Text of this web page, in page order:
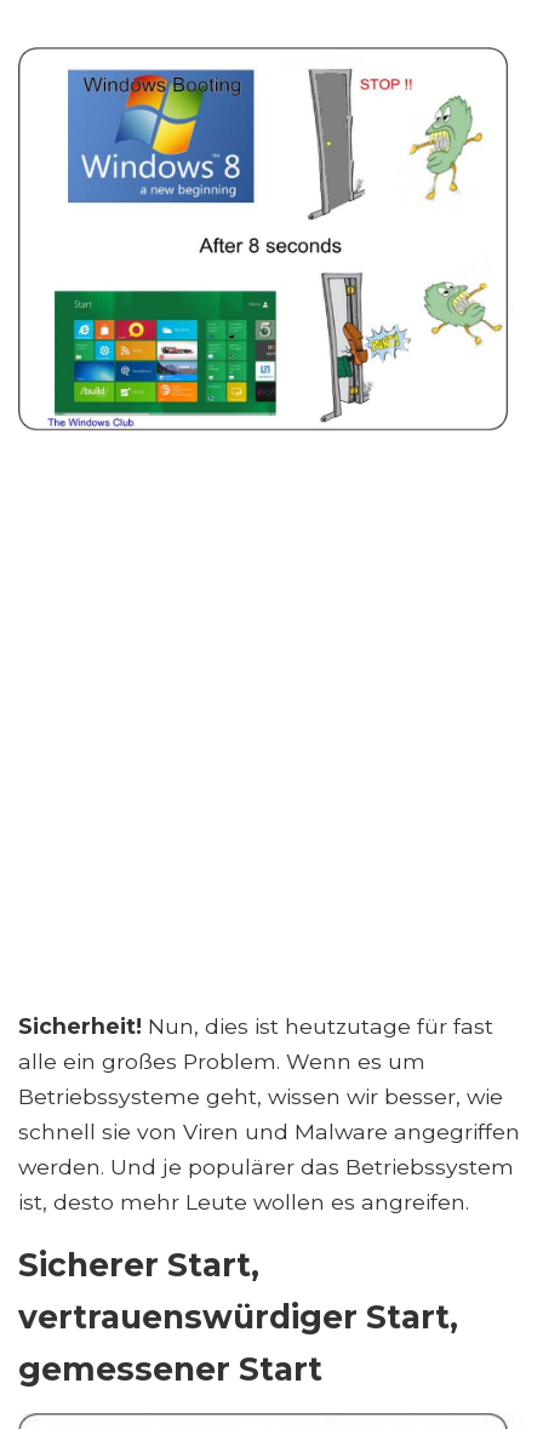
Sicherheit! Nun, dies ist heutzutage für fast
alle ein großes Problem. Wenn es um
Betriebssysteme geht, wissen wir besser, wie
schnell sie von Viren und Malware angegriffen
werden. Und je populärer das Betriebssystem
ist, desto mehr Leute wollen es angreifen.
Sicherer Start,
vertrauenswürdiger Start,
gemessener Start